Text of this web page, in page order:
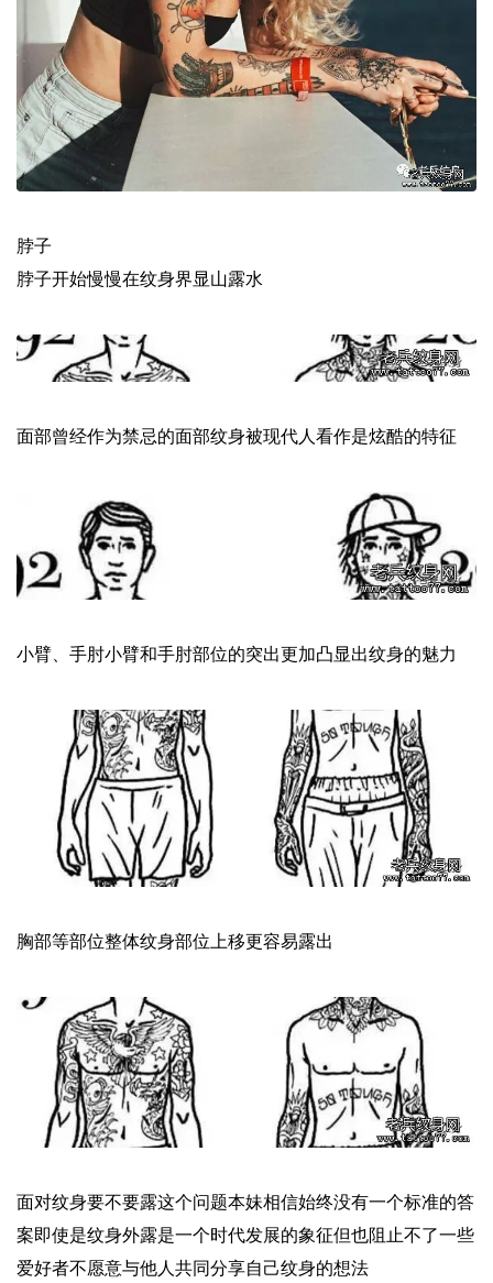
脖子
脖子开始慢慢在纹身界显山露水
面部曾经作为禁忌的面部纹身被现代人看作是炫酷的特征
小臂、手肘小臂和手肘部位的突出更加凸显出纹身的魅力
胸部等部位整体纹身部位上移更容易露出
面对纹身要不要露这个问题本妹相信始终没有一个标准的答
案即使是纹身外露是一个时代发展的象征但也阻止不了一些
爱好者不愿意与他人共同分享自己纹身的想法